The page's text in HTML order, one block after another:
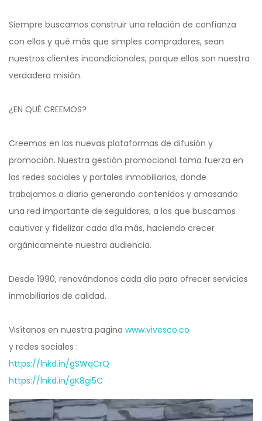
Siempre buscamos construir una relación de confianza
con ellos y qué más que simples compradores, sean
nuestros clientes incondicionales, porque ellos son nuestra
verdadera misión.
¿EN QUÉ CREEMOS?
Creemos en las nuevas plataformas de difusión y
promoción. Nuestra gestión promocional toma fuerza en
las redes sociales y portales inmobiliarios, donde
trabajamos a diario generando contenidos y amasando
una red importante de seguidores, a los que buscamos
cautivar y fidelizar cada día más, haciendo crecer
orgánicamente nuestra audiencia.
Desde 1990, renovándonos cada día para ofrecer servicios
inmobiliarios de calidad.
Visítanos en nuestra pagina www.vivesco.co
y redes sociales :
https://lnkd.in/gSWqCrQ
https://lnkd.in/gK8gi5C